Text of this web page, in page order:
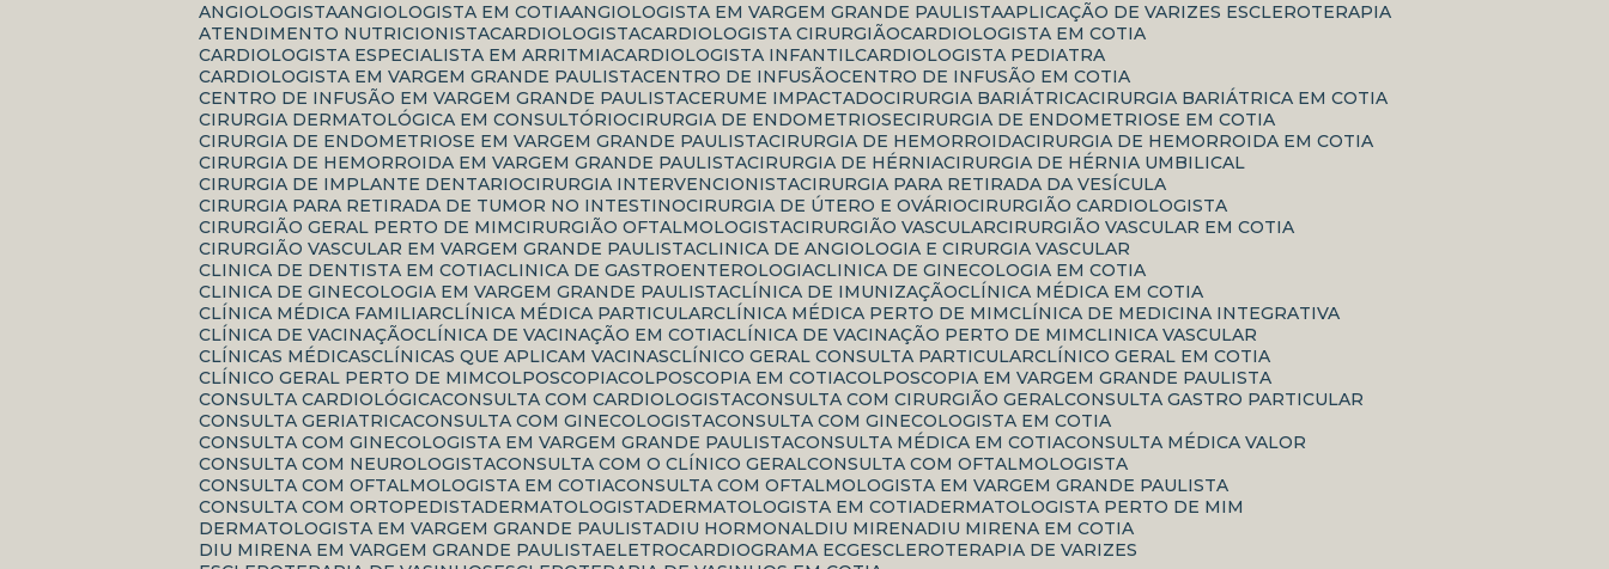
ANGIOLOGISTA ANGIOLOGISTA EM COTIA ANGIOLOGISTA EM VARGEM GRANDE PAULISTA APLICAÇÃO DE VARIZES ESCLEROTERAPIA
ATENDIMENTO NUTRICIONISTA CARDIOLOGISTA CARDIOLOGISTA CIRURGIÃO CARDIOLOGISTA EM COTIA
CARDIOLOGISTA ESPECIALISTA EM ARRITMIA CARDIOLOGISTA INFANTIL CARDIOLOGISTA PEDIATRA
CARDIOLOGISTA EM VARGEM GRANDE PAULISTA CENTRO DE INFUSÃO CENTRO DE INFUSÃO EM COTIA
CENTRO DE INFUSÃO EM VARGEM GRANDE PAULISTA CERUME IMPACTADO CIRURGIA BARIÁTRICA CIRURGIA BARIÁTRICA EM COTIA
CIRURGIA DERMATOLÓGICA EM CONSULTÓRIO CIRURGIA DE ENDOMETRIOSE CIRURGIA DE ENDOMETRIOSE EM COTIA
CIRURGIA DE ENDOMETRIOSE EM VARGEM GRANDE PAULISTA CIRURGIA DE HEMORROIDA CIRURGIA DE HEMORROIDA EM COTIA
CIRURGIA DE HEMORROIDA EM VARGEM GRANDE PAULISTA CIRURGIA DE HÉRNIA CIRURGIA DE HÉRNIA UMBILICAL
CIRURGIA DE IMPLANTE DENTARIO CIRURGIA INTERVENCIONISTA CIRURGIA PARA RETIRADA DA VESÍCULA
CIRURGIA PARA RETIRADA DE TUMOR NO INTESTINO CIRURGIA DE ÚTERO E OVÁRIO CIRURGIÃO CARDIOLOGISTA
CIRURGIÃO GERAL PERTO DE MIM CIRURGIÃO OFTALMOLOGISTA CIRURGIÃO VASCULAR CIRURGIÃO VASCULAR EM COTIA
CIRURGIÃO VASCULAR EM VARGEM GRANDE PAULISTA CLINICA DE ANGIOLOGIA E CIRURGIA VASCULAR
CLINICA DE DENTISTA EM COTIA CLINICA DE GASTROENTEROLOGIA CLINICA DE GINECOLOGIA EM COTIA
CLINICA DE GINECOLOGIA EM VARGEM GRANDE PAULISTA CLÍNICA DE IMUNIZAÇÃO CLÍNICA MÉDICA EM COTIA
CLÍNICA MÉDICA FAMILIAR CLÍNICA MÉDICA PARTICULAR CLÍNICA MÉDICA PERTO DE MIM CLÍNICA DE MEDICINA INTEGRATIVA
CLÍNICA DE VACINAÇÃO CLÍNICA DE VACINAÇÃO EM COTIA CLÍNICA DE VACINAÇÃO PERTO DE MIM CLINICA VASCULAR
CLÍNICAS MÉDICAS CLÍNICAS QUE APLICAM VACINAS CLÍNICO GERAL CONSULTA PARTICULAR CLÍNICO GERAL EM COTIA
CLÍNICO GERAL PERTO DE MIM COLPOSCOPIA COLPOSCOPIA EM COTIA COLPOSCOPIA EM VARGEM GRANDE PAULISTA
CONSULTA CARDIOLÓGICA CONSULTA COM CARDIOLOGISTA CONSULTA COM CIRURGIÃO GERAL CONSULTA GASTRO PARTICULAR
CONSULTA GERIATRICA CONSULTA COM GINECOLOGISTA CONSULTA COM GINECOLOGISTA EM COTIA
CONSULTA COM GINECOLOGISTA EM VARGEM GRANDE PAULISTA CONSULTA MÉDICA EM COTIA CONSULTA MÉDICA VALOR
CONSULTA COM NEUROLOGISTA CONSULTA COM O CLÍNICO GERAL CONSULTA COM OFTALMOLOGISTA
CONSULTA COM OFTALMOLOGISTA EM COTIA CONSULTA COM OFTALMOLOGISTA EM VARGEM GRANDE PAULISTA
CONSULTA COM ORTOPEDISTA
DERMATOLOGISTA DERMATOLOGISTA EM COTIA
DERMATOLOGISTA PERTO DE MIM
DERMATOLOGISTA EM VARGEM GRANDE PAULISTA
DIU HORMONAL DIU MIRENA
DIU MIRENA EM COTIA
DIU MIRENA EM VARGEM GRANDE PAULISTA
ELETROCARDIOGRAMA ECG
ESCLEROTERAPIA DE VARIZES